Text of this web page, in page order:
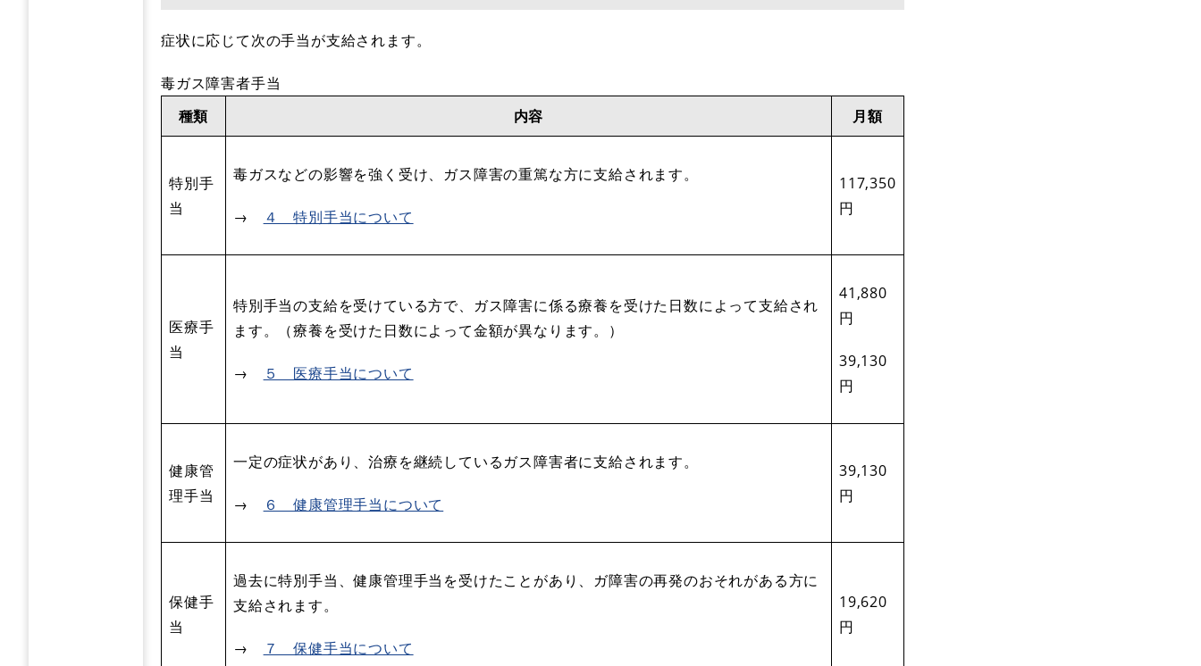
症状に応じて次の手当が支給されます。
毒ガス障害者手当
種類
内容 月額
特別手
当
毒ガスなどの影響を強く受け、ガス障害の重篤な方に支給されます。
→ ４ 特別手当について
117,350
円
医療手
当
特別手当の支給を受けている方で、ガス障害に係る療養を受けた日数によって支給され
ます。（療養を受けた日数によって金額が異なります。）
→ ５ 医療手当について
41,880
円
39,130
円
健康管
理手当
一定の症状があり、治療を継続しているガス障害者に支給されます。
→ ６ 健康管理手当について
39,130
円
保健手
当
過去に特別手当、健康管理手当を受けたことがあり、ガ障害の再発のおそれがある方に
支給されます。
→ ７ 保健手当について
19,620
円